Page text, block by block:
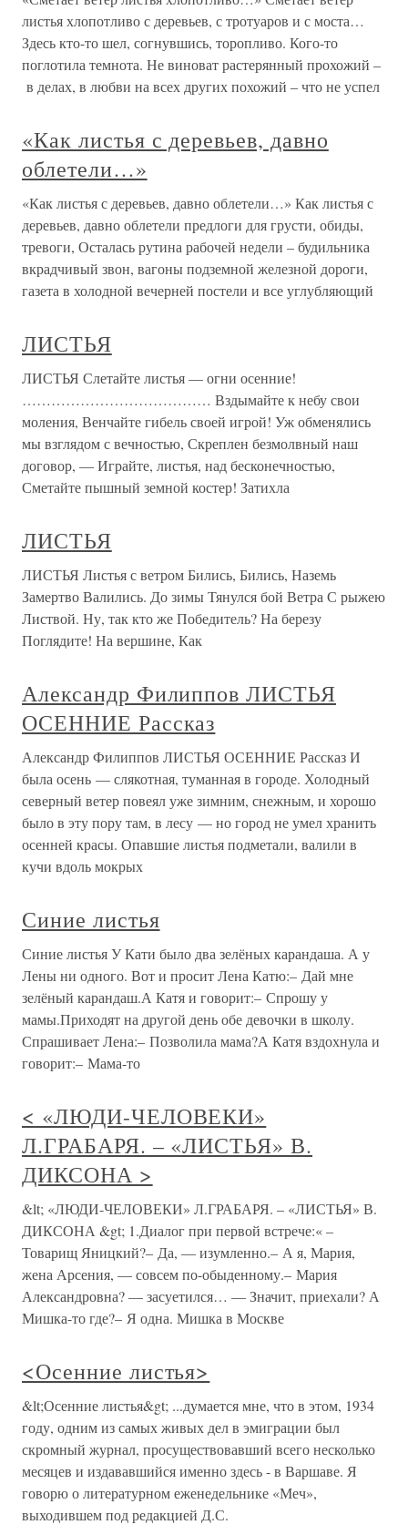
листья хлопотливо с деревьев, с тротуаров и с моста…
Здесь кто-то шел, согнувшись, торопливо. Кого-то
поглотила темнота. Не виноват растерянный прохожий –
в делах, в любви на всех других похожий – что не успел
«Как листья с деревьев, давно
облетели…»
«Как листья с деревьев, давно облетели…» Как листья с
деревьев, давно облетели предлоги для грусти, обиды,
тревоги, Осталась рутина рабочей недели – будильника
вкрадчивый звон, вагоны подземной железной дороги,
газета в холодной вечерней постели и все углубляющий
ЛИСТЬЯ
ЛИСТЬЯ Слетайте листья — огни осенние!
………………………………… Вздымайте к небу свои
моления, Венчайте гибель своей игрой! Уж обменялись
мы взглядом с вечностью, Скреплен безмолвный наш
договор, — Играйте, листья, над бесконечностью,
Сметайте пышный земной костер! Затихла
ЛИСТЬЯ
ЛИСТЬЯ Листья с ветром Бились, Бились, Наземь
Замертво Валились. До зимы Тянулся бой Ветра С рыжею
Листвой. Ну, так кто же Победитель? На березу
Поглядите! На вершине, Как
Александр Филиппов ЛИСТЬЯ
ОСЕННИЕ Рассказ
Александр Филиппов ЛИСТЬЯ ОСЕННИЕ Рассказ И
была осень — слякотная, туманная в городе. Холодный
северный ветер повеял уже зимним, снежным, и хорошо
было в эту пору там, в лесу — но город не умел хранить
осенней красы. Опавшие листья подметали, валили в
кучи вдоль мокрых
Синие листья
Синие листья У Кати было два зелёных карандаша. А у
Лены ни одного. Вот и просит Лена Катю:– Дай мне
зелёный карандаш.А Катя и говорит:– Спрошу у
мамы.Приходят на другой день обе девочки в школу.
Спрашивает Лена:– Позволила мама?А Катя вздохнула и
говорит:– Мама-то
< «ЛЮДИ-ЧЕЛОВЕКИ»
Л.ГРАБАРЯ. – «ЛИСТЬЯ» В.
ДИКСОНА >
&lt; «ЛЮДИ-ЧЕЛОВЕКИ» Л.ГРАБАРЯ. – «ЛИСТЬЯ» В.
ДИКСОНА &gt; 1.Диалог при первой встрече:« –
Товарищ Яницкий?– Да, — изумленно.– А я, Мария,
жена Арсения, — совсем по-обыденному.– Мария
Александровна? — засуетился… — Значит, приехали? А
Мишка-то где?– Я одна. Мишка в Москве
<Осенние листья>
&lt;Осенние листья&gt; ...думается мне, что в этом, 1934
году, одним из самых живых дел в эмиграции был
скромный журнал, просуществовавший всего несколько
месяцев и издававшийся именно здесь - в Варшаве. Я
говорю о литературном еженедельнике «Меч»,
выходившем под редакцией Д.С.